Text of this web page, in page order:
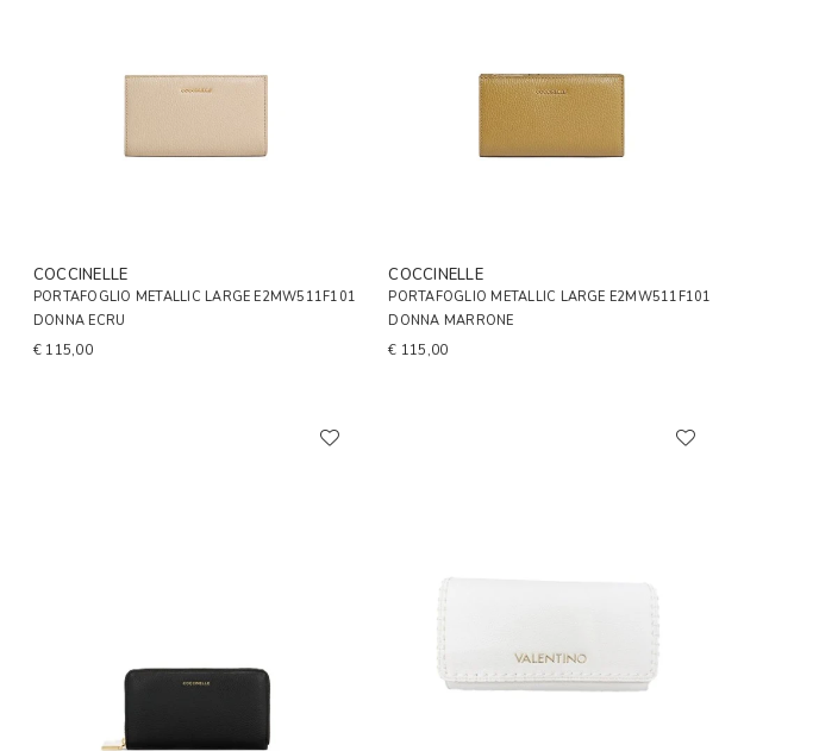
COCCINELLE
PORTAFOGLIO METALLIC LARGE E2MW511F101
DONNA ECRU
€ 115,00
COCCINELLE
PORTAFOGLIO METALLIC LARGE E2MW511F101
DONNA MARRONE
€ 115,00